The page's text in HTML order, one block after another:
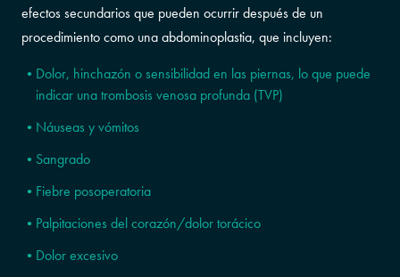
efectos secundarios que pueden ocurrir después de un
procedimiento como una abdominoplastia, que incluyen:
Dolor, hinchazón o sensibilidad en las piernas, lo que puede
indicar una trombosis venosa profunda (TVP)
Náuseas y vómitos
Sangrado
Fiebre posoperatoria
Palpitaciones del corazón/dolor torácico
Dolor excesivo